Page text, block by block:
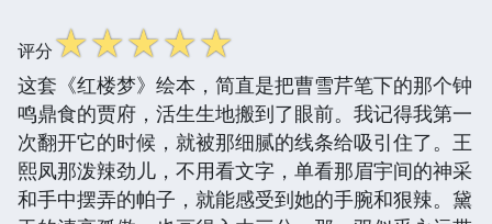
评分☆☆☆☆☆
这套《红楼梦》绘本，简直是把曹雪芹笔下的那个钟
鸣鼎食的贾府，活生生地搬到了眼前。我记得我第一
次翻开它的时候，就被那细腻的线条给吸引住了。王
熙凤那泼辣劲儿，不用看文字，单看那眉宇间的神采
和手中摆弄的帕子，就能感受到她的手腕和狠辣。黛